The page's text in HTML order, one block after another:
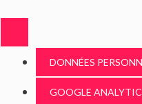
DONNÉES
GOOGLE